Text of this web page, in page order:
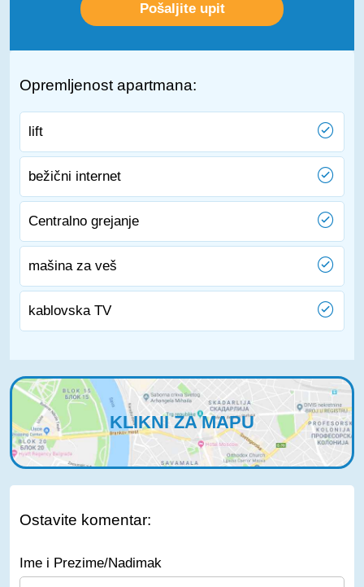
Opremljenost apartmana:
lift
bežični internet
Centralno grejanje
mašina za veš
kablovska TV
KLIKNI ZA MAPU
Ostavite komentar:
Ime i Prezime/Nadimak